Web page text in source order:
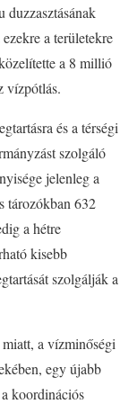
a területekre
a 8 millió
vízpótlás.
és a térségi
szolgáló
jelenleg a
tározókban 632
a hétre
kisebb
szolgálják a
a vízminőségi
egy újabb
koordinációs